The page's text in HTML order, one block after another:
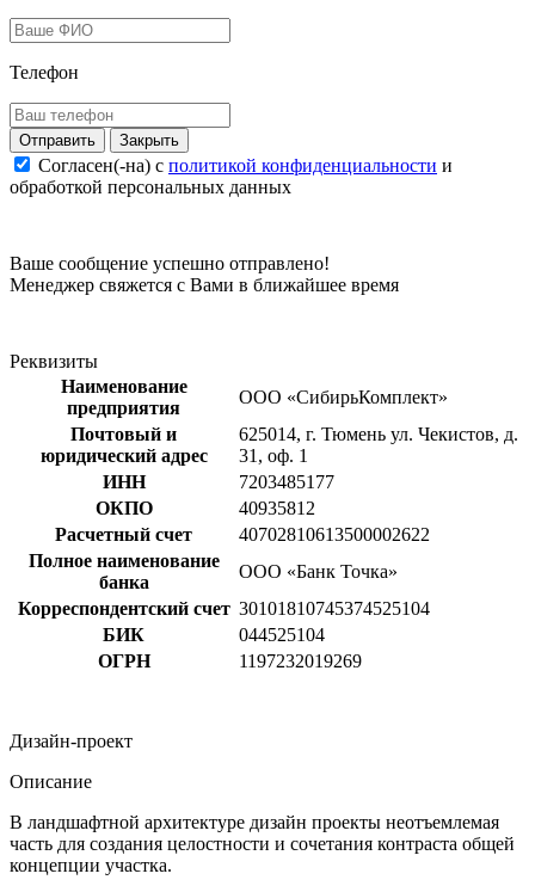
Телефон
Закрыть
Согласен(-на) c политикой конфиденциальности и
обработкой персональных данных
Ваше сообщение успешно отправлено!
Менеджер свяжется с Вами в ближайшее время
Реквизиты
Наименование
предприятия
ООО «СибирьКомплект»
Почтовый и
юридический адрес
625014, г. Тюмень ул. Чекистов, д.
31, оф. 1
ИНН
7203485177
ОКПО
40935812
Расчетный счет
40702810613500002622
Полное наименование
банка
ООО «Банк Точка»
Корреспондентский счет 30101810745374525104
БИК
044525104
ОГРН
1197232019269
Дизайн-проект
Описание
В ландшафтной архитектуре дизайн проекты неотъемлемая
часть для создания целостности и сочетания контраста общей
концепции участка.